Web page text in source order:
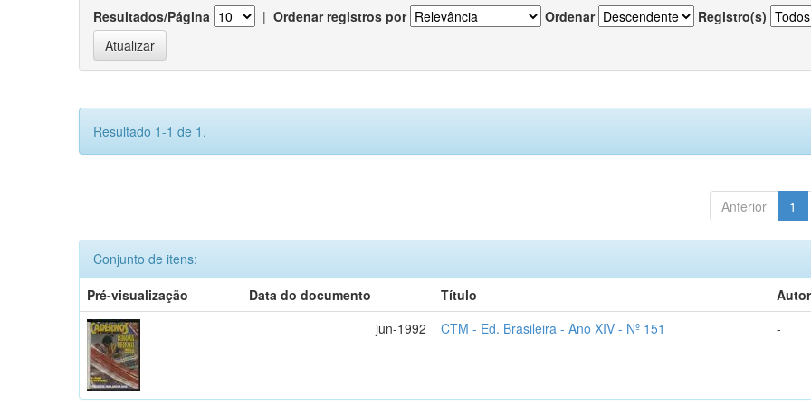
Resultados/Página | Ordenar registros por Ordenar Registro(s)
Resultado 1-1 de 1.
Anterior 1
Conjunto de itens:
Pré-visualização
Data do documento Título
jun-1992
CTM - Ed. Brasileira - Ano XIV - Nº 151 -